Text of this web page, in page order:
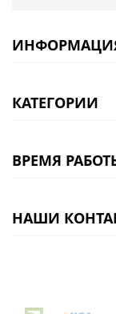
КАТЕГОРИИ
ВРЕМЯ
НАШИ